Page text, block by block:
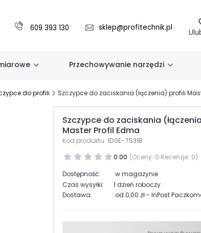
609 393 130 sklep@profitechnik.pl
Przechowywanie narzędzi
do profili Szczypce do zaciskania (łączenia) profili
Szczypce do zaciskania
Master Profil Edma
Kod produktu: 1D0E-7531B
0.00 (Oceny: 0 Recenzje: 0)
Dostępność:
w magazynie
Czas wysyłki:
1 dzień roboczy
Dostawa:
od 0,00 zł- InPost